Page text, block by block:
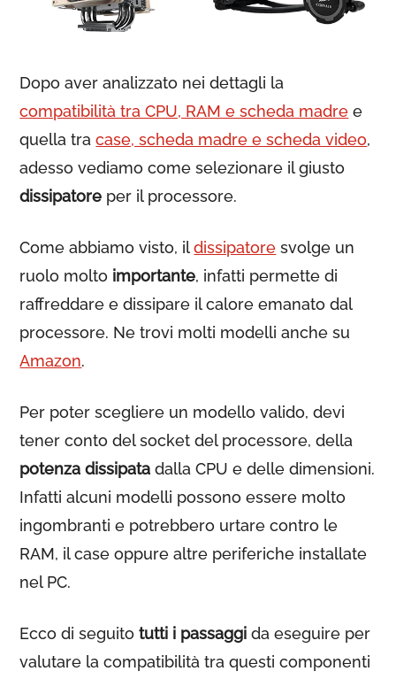
Dopo aver analizzato nei dettagli la
compatibilità tra CPU, RAM e scheda madre e
quella tracase, scheda madre e scheda video,
adesso vediamo come selezionare il giusto
dissipatore per il processore.
Come abbiamo visto, ildissipatore svolge un
ruolo molto importante, infatti permette di
raffreddare e dissipare il calore emanato dal
processore. Ne trovi molti modelli anche su
Amazon.
Per poter scegliere un modello valido, devi
tener conto del socket del processore, della
potenza dissipata dalla CPU e delle dimensioni.
Infatti alcuni modelli possono essere molto
ingombranti e potrebbero urtare contro le
RAM, il case oppure altre periferiche installate
nel PC.
Ecco di seguitotutti i passaggi da eseguire per
valutare la compatibilità tra questi componenti